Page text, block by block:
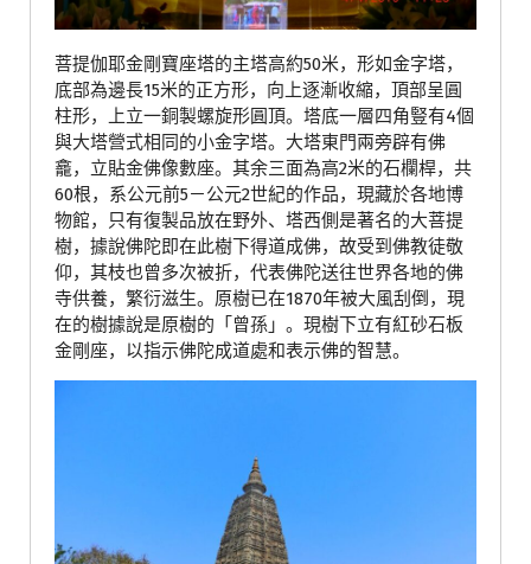
菩提伽耶金剛寶座塔的主塔高約50米，形如金字塔，
底部為邊長15米的正方形，向上逐漸收縮，頂部呈圓
柱形，上立一銅製螺旋形圓頂。塔底一層四角豎有4個
與大塔營式相同的小金字塔。大塔東門兩旁辟有佛
龕，立貼金佛像數座。其余三面為高2米的石欄桿，共
60根，系公元前5－公元2世紀的作品，現藏於各地博
物館，只有復製品放在野外、塔西側是著名的大菩提
樹，據說佛陀即在此樹下得道成佛，故受到佛教徒敬
仰，其枝也曾多次被折，代表佛陀送往世界各地的佛
寺供養，繁衍滋生。原樹已在1870年被大風刮倒，現
在的樹據說是原樹的「曾孫」。現樹下立有紅砂石板
金剛座，以指示佛陀成道處和表示佛的智慧。